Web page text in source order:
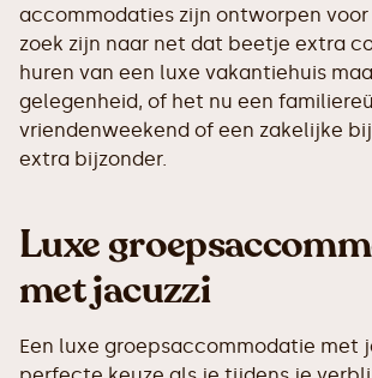
accommodaties zijn ontworpen
zoek zijn naar net dat beetje extra
huren van een luxe vakantiehuis
gelegenheid, of het nu een
vriendenweekend of een zakelijke
extra bijzonder.
Luxe
met jacuzzi
Een luxe groepsaccommodatie met